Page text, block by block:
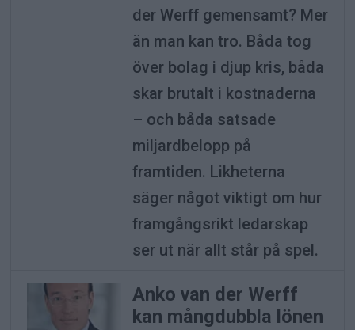
der Werff gemensamt? Mer
än man kan tro. Båda tog
över bolag i djup kris, båda
skar brutalt i kostnaderna
– och båda satsade
miljardbelopp på
framtiden. Likheterna
säger något viktigt om hur
framgångsrikt ledarskap
ser ut när allt står på spel.
Anko van der Werff
kan mångdubbla lönen